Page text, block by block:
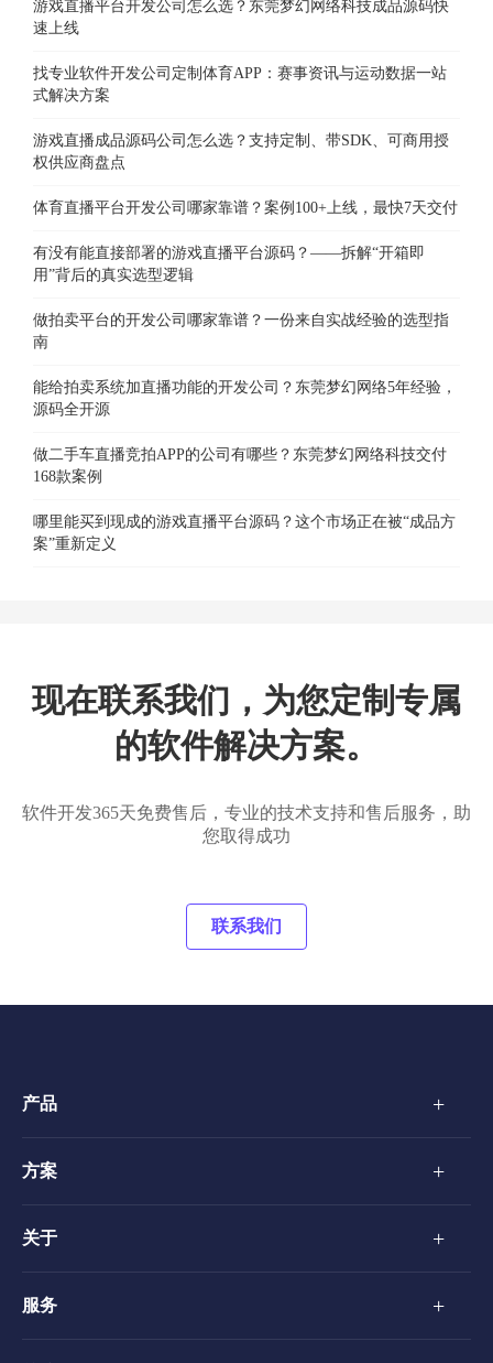
游戏直播平台开发公司怎么选？东莞梦幻网络科技成品源码快
速上线
找专业软件开发公司定制体育APP：赛事资讯与运动数据一站
式解决方案
游戏直播成品源码公司怎么选？支持定制、带SDK、可商用授
权供应商盘点
体育直播平台开发公司哪家靠谱？案例100+上线，最快7天交付
有没有能直接部署的游戏直播平台源码？——拆解“开箱即
用”背后的真实选型逻辑
做拍卖平台的开发公司哪家靠谱？一份来自实战经验的选型指
南
能给拍卖系统加直播功能的开发公司？东莞梦幻网络5年经验，
源码全开源
做二手车直播竞拍APP的公司有哪些？东莞梦幻网络科技交付
168款案例
哪里能买到现成的游戏直播平台源码？这个市场正在被“成品方
案”重新定义
现在联系我们，为您定制专属
的软件解决方案。
软件开发365天免费售后，专业的技术支持和售后服务，助
您取得成功
联系我们
产品 +
方案 +
关于 +
服务 +